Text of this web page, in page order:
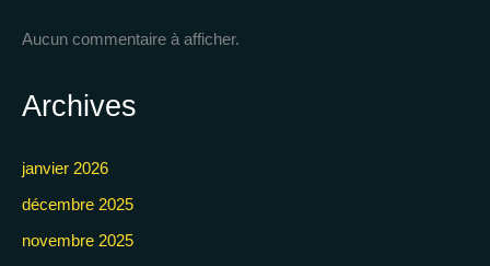
Aucun commentaire à afficher.
Archives
janvier 2026
décembre 2025
novembre 2025